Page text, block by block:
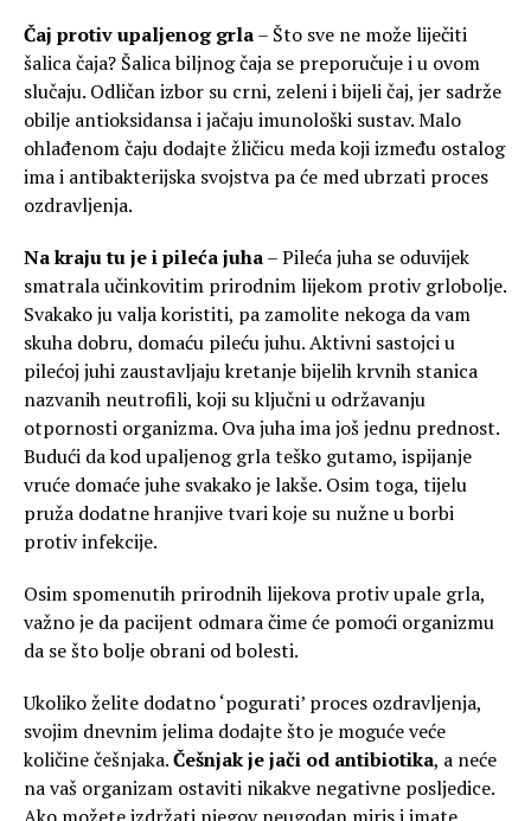
Čaj protiv upaljenog grla– Što sve ne može liječiti
šalica čaja? Šalica biljnog čaja se preporučuje i u ovom
slučaju. Odličan izbor su crni, zeleni i bijeli čaj, jer sadrže
obilje antioksidansa i jačaju imunološki sustav. Malo
ohlađenom čaju dodajte žličicu meda koji između ostalog
ima i antibakterijska svojstva pa će med ubrzati proces
ozdravljenja.
Na kraju tu je i pileća juha– Pileća juha se oduvijek
smatrala učinkovitim prirodnim lijekom protiv grlobolje.
Svakako ju valja koristiti, pa zamolite nekoga da vam
skuha dobru, domaću pileću juhu. Aktivni sastojci u
pilećoj juhi zaustavljaju kretanje bijelih krvnih stanica
nazvanih neutrofili, koji su ključni u održavanju
otpornosti organizma. Ova juha ima još jednu prednost.
Budući da kod upaljenog grla teško gutamo, ispijanje
vruće domaće juhe svakako je lakše. Osim toga, tijelu
pruža dodatne hranjive tvari koje su nužne u borbi
protiv infekcije.
Osim spomenutih prirodnih lijekova protiv upale grla,
važno je da pacijent odmara čime će pomoći organizmu
da se što bolje obrani od bolesti.
Ukoliko želite dodatno ‘pogurati’ proces ozdravljenja,
svojim dnevnim jelima dodajte što je moguće veće
količine češnjaka.Češnjak je jači od antibiotika, a neće
na vaš organizam ostaviti nikakve negativne posljedice.